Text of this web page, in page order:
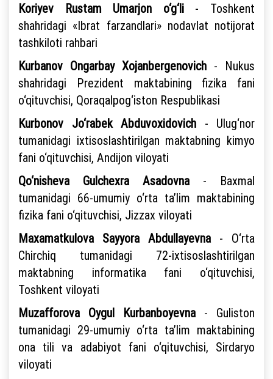
Koriyev Rustam Umarjon o‘g‘li- Toshkent
shahridagi «Ibrat farzandlari» nodavlat notijorat
tashkiloti rahbari
Kurbanov Ongarbay Xojanbergenovich - Nukus
shahridagi Prezident maktabining fizika fani
o‘qituvchisi, Qoraqalpog‘iston Respublikasi
Kurbonov Jo‘rabek Abduvoxidovich - Ulug‘nor
tumanidagi ixtisoslashtirilgan maktabning kimyo
fani o‘qituvchisi, Andijon viloyati
Qo‘nisheva Gulchexra
Asadovna - Baxmal
tumanidagi 66-umumiy o‘rta ta’lim maktabining
fizika fani o‘qituvchisi, Jizzax viloyati
Maxamatkulova Sayyora Abdullayevna- O‘rta
Chirchiq tumanidagi 72-ixtisoslashtirilgan
maktabning informatika fani o‘qituvchisi,
Toshkent viloyati
Muzafforova Oygul Kurbanboyevna- Guliston
tumanidagi 29-umumiy o‘rta ta’lim maktabining
ona tili va adabiyot fani o‘qituvchisi, Sirdaryo
viloyati